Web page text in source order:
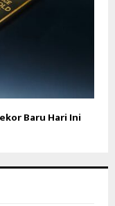
Baru Hari Ini